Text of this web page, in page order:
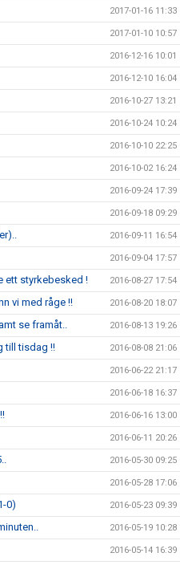
2017-01-16 11:33
2017-01-10 10:57
2016-12-16 10:01
2016-12-10 16:04
2016-10-27 13:21
2016-10-24 10:24
2016-10-10 22:25
2016-10-02 16:24
2016-09-24 17:39
2016-09-18 09:29
2016-09-11 16:54
2016-09-04 17:57
ett styrkebesked ! 2016-08-27 17:54
vi med råge !! 2016-08-20 18:07
se framåt.. 2016-08-13 19:26
till tisdag !! 2016-08-08 21:06
2016-06-22 21:17
2016-06-18 16:37
2016-06-16 13:00
2016-06-11 20:26
2016-05-30 09:25
2016-05-28 17:06
0) 2016-05-23 09:39
2016-05-19 10:28
2016-05-14 16:39